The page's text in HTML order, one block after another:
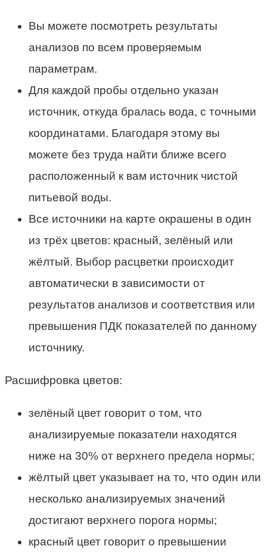
Вы можете посмотреть результаты
анализов по всем проверяемым
параметрам.
Для каждой пробы отдельно указан
источник, откуда бралась вода, с точными
координатами. Благодаря этому вы
можете без труда найти ближе всего
расположенный к вам источник чистой
питьевой воды.
Все источники на карте окрашены в один
из трёх цветов: красный, зелёный или
жёлтый. Выбор расцветки происходит
автоматически в зависимости от
результатов анализов и соответствия или
превышения ПДК показателей по данному
источнику.
Расшифровка цветов:
зелёный цвет говорит о том, что
анализируемые показатели находятся
ниже на 30% от верхнего предела нормы;
жёлтый цвет указывает на то, что один или
несколько анализируемых значений
достигают верхнего порога нормы;
красный цвет говорит о превышении